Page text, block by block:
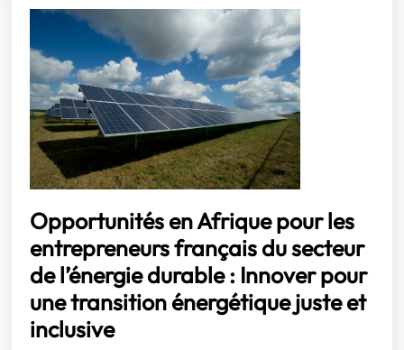
Opportunités en Afrique pour les
entrepreneurs français du secteur
de l’énergie durable : Innover pour
une transition énergétique juste et
inclusiveOpportunités